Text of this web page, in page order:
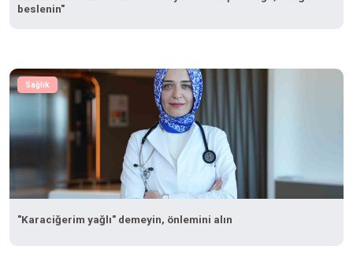
beslenin"
Sağlık
"Karaciğerim yağlı" demeyin, önlemini alın